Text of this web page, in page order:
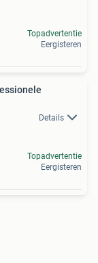
Topadvertentie
Eergisteren
Details
Topadvertentie
Eergisteren